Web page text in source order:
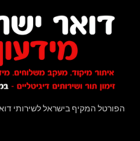
הפורטל המקיף בישראל לשירותי